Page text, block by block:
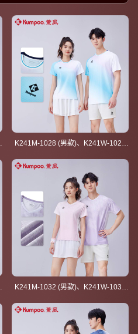
K241M-1028 (男款)、K241W-1028
K241M-1032 (男款)、K241W-1032